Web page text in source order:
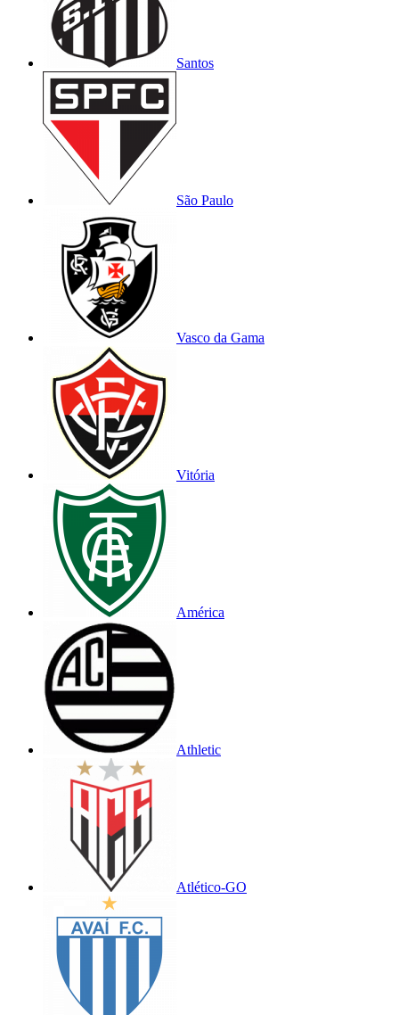
Santos
São Paulo
Vasco da Gama
Vitória
América
Athletic
Atlético-GO